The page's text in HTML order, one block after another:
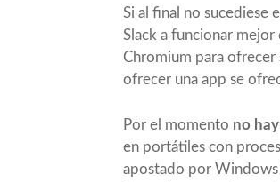
Si al final no sucediese
Slack a funcionar
Chromium para ofrecer
ofrecer una app se
Por el momento no
en portátiles con
apostado por Windows